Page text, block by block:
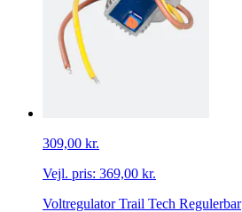
309,00 kr.
Vejl. pris: 369,00 kr.
Voltregulator Trail Tech Regulerbar